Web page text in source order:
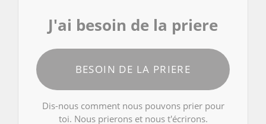
J'ai besoin de la priere
BESOIN DE LA PRIERE
Dis-nous comment nous pouvons prier pour
toi. Nous prierons et nous t'écrirons.